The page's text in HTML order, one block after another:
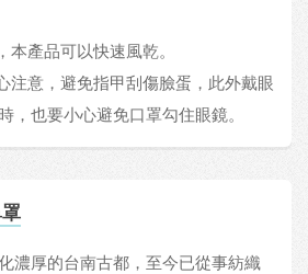
產品可以快速風乾。
注意，避免指甲刮傷臉蛋，此外戴眼
，也要小心避免口罩勾住眼鏡。
濃厚的台南古都，至今已從事紡織